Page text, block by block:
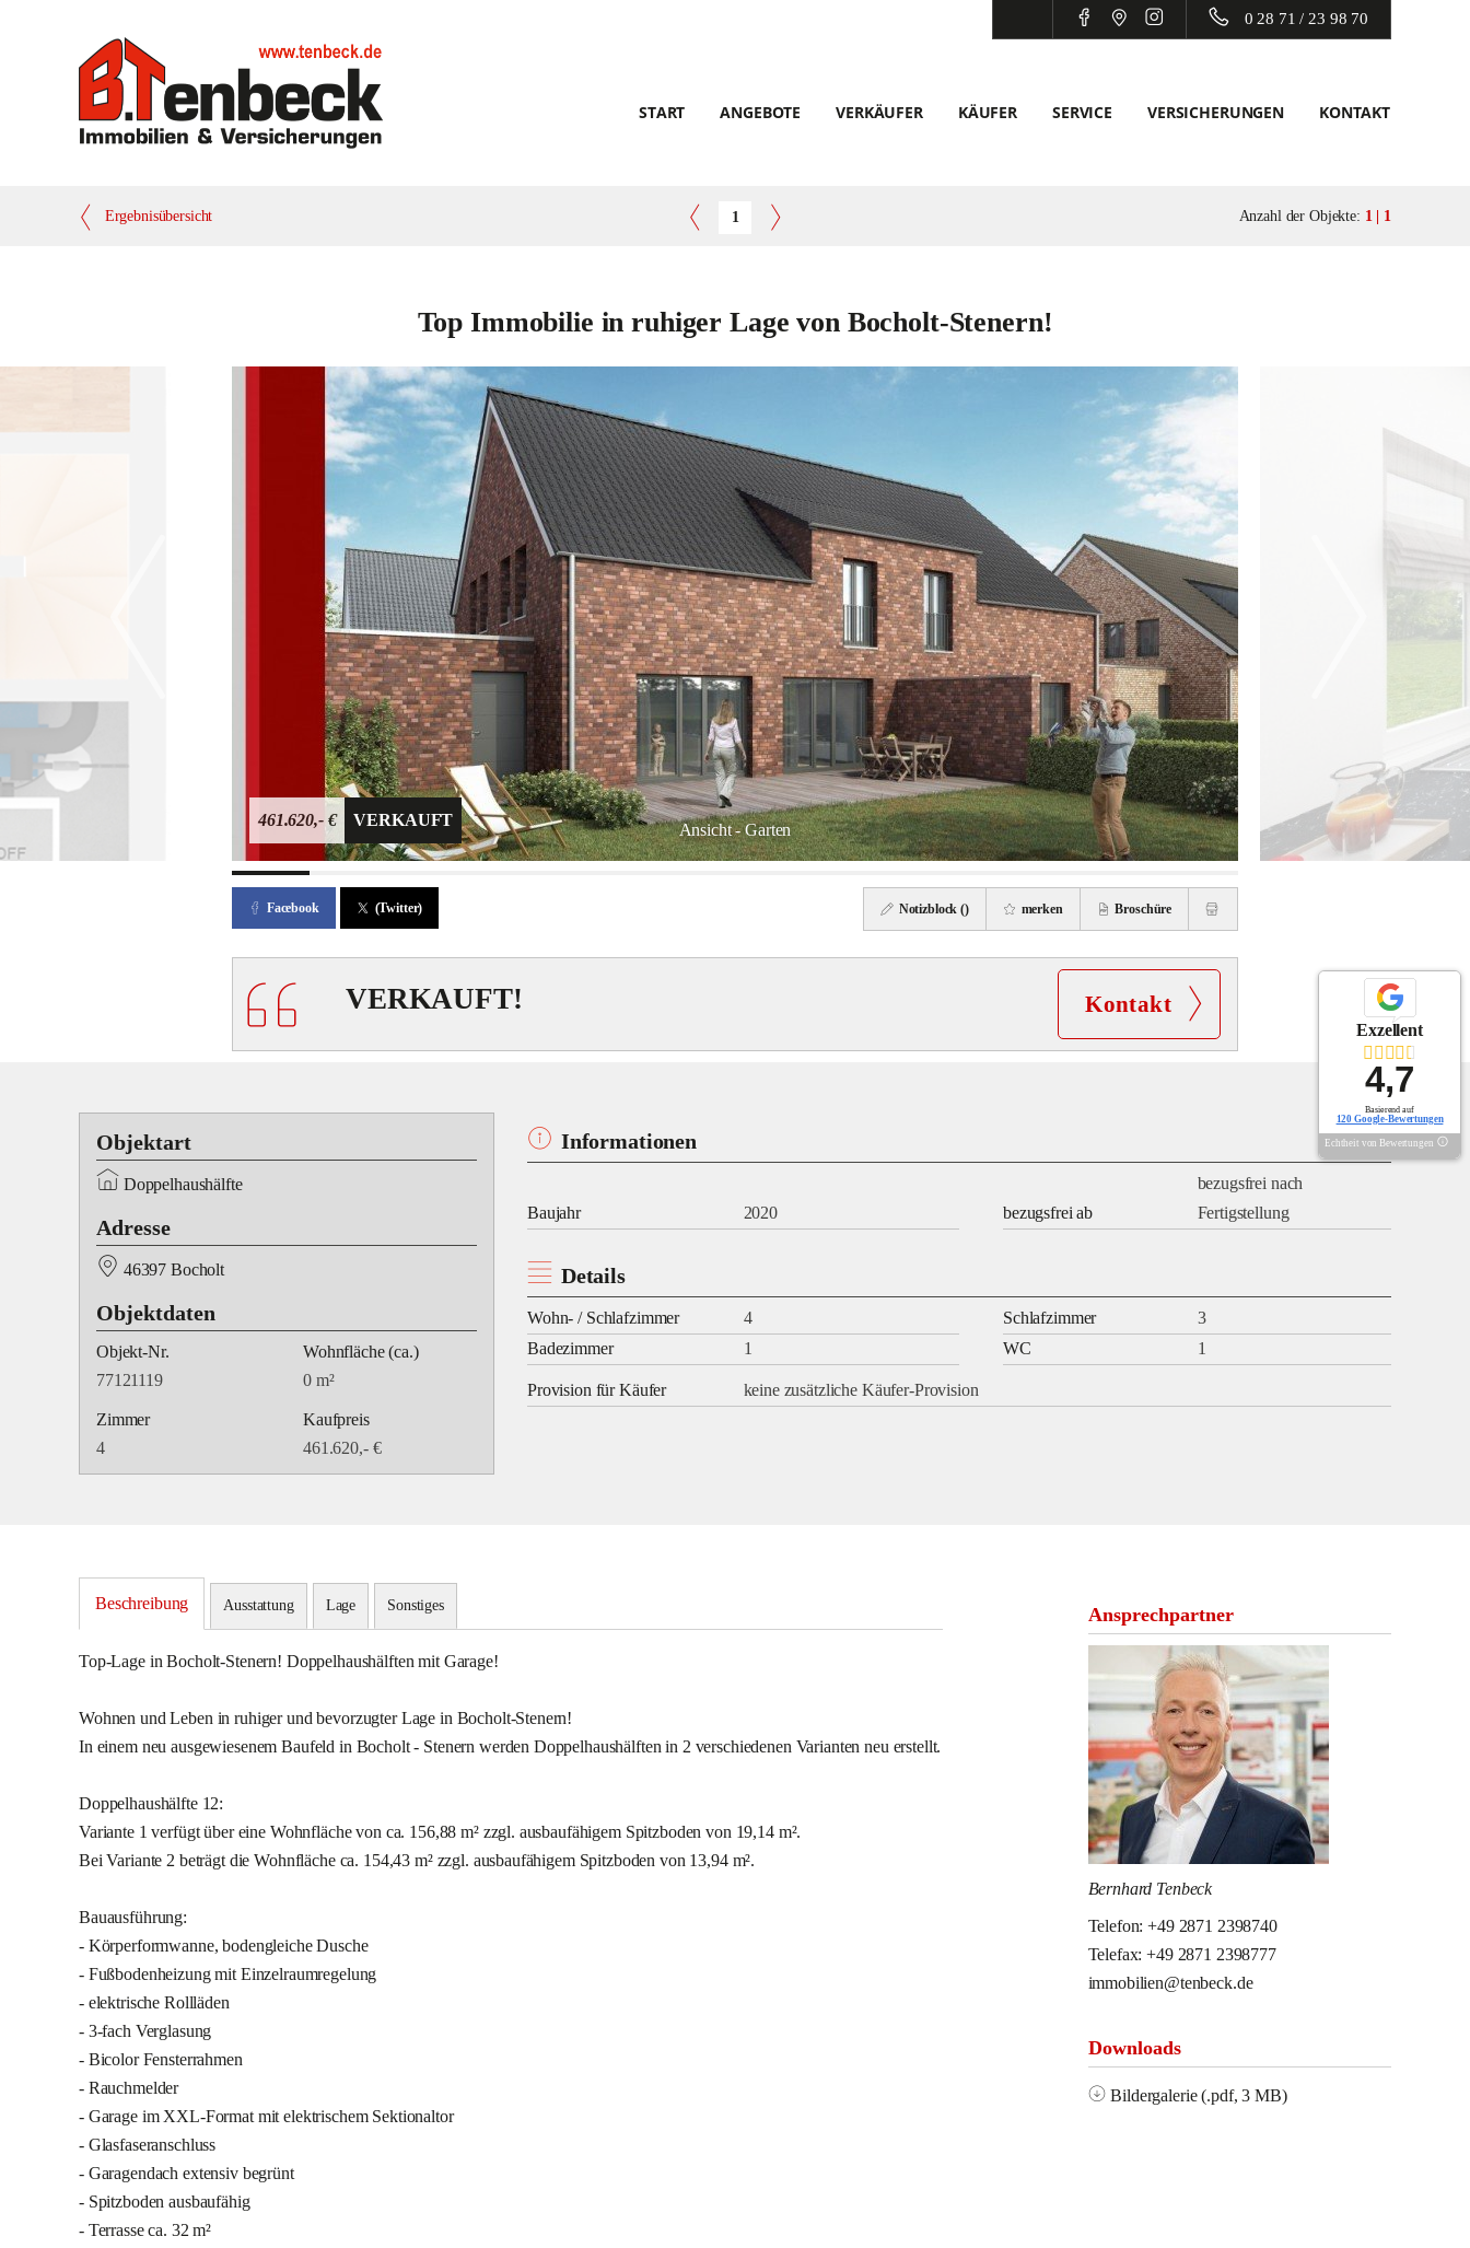
0 28 71 / 23 98 70
START ANGEBOTE VERKÄUFER KÄUFER SERVICE VERSICHERUNGEN KONTAKT
Ergebnisübersicht 1 Anzahl der Objekte: 1 | 1
Top Immobilie in ruhiger Lage von Bocholt-Stenern!
Ansicht - Garten
461.620,- € VERKAUFT
Facebook (Twitter) Notizblock () merken Broschüre
VERKAUFT! Kontakt
Objektart
Doppelhaushälfte
Adresse
46397 Bocholt
Objektdaten
Objekt-Nr.
77121119
Wohnfläche(ca.)
0 m²
Zimmer
4
Kaufpreis
461.620,- €
Informationen
Baujahr 2020 bezugsfrei ab
bezugsfrei nach
Fertigstellung
Details
Wohn- / Schlafzimmer 4 Schlafzimmer
3
Badezimmer
1 WC 1
Provision für Käufer keine zusätzliche Käufer-Provision
Beschreibung Ausstattung Lage Sonstiges
Top-Lage in Bocholt-Stenern! Doppelhaushälften mit Garage!
Wohnen und Leben in ruhiger und bevorzugter Lage in Bocholt-Stenern!
In einem neu ausgewiesenem Baufeld in Bocholt - Stenern werden Doppelhaushälften in 2 verschiedenen Varianten neu erstellt.
Doppelhaushälfte 12:
Variante 1 verfügt über eine Wohnfläche von ca. 156,88 m² zzgl. ausbaufähigem Spitzboden von 19,14 m².
Bei Variante 2 beträgt die Wohnfläche ca. 154,43 m² zzgl. ausbaufähigem Spitzboden von 13,94 m².
Bauausführung:
- Körperformwanne, bodengleiche Dusche
- Fußbodenheizung mit Einzelraumregelung
- elektrische Rollläden
- 3-fach Verglasung
- Bicolor Fensterrahmen
- Rauchmelder
- Garage im XXL-Format mit elektrischem Sektionaltor
- Glasfaseranschluss
- Garagendach extensiv begrünt
- Spitzboden ausbaufähig
- Terrasse ca. 32 m²
Ansprechpartner
Bernhard Tenbeck
Telefon: +49 2871 2398740
Telefax: +49 2871 2398777
immobilien@tenbeck.de
Downloads
Bildergalerie (.pdf, 3 MB)
Exzellent
4,7
Basierend auf
120 Google-Bewertungen
Echtheit von Bewertungen